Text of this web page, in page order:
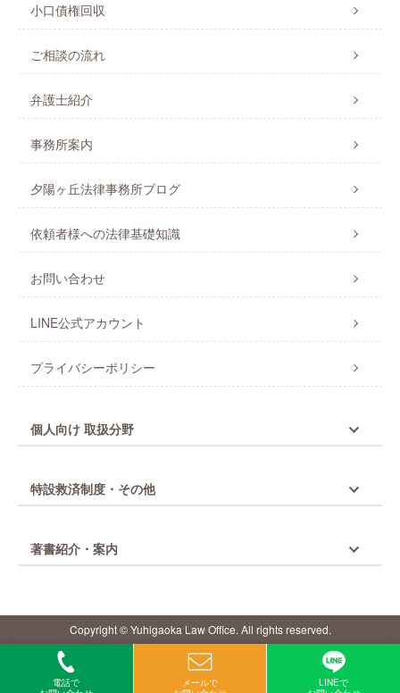
小口債権回収
ご相談の流れ
弁護士紹介
事務所案内
夕陽ヶ丘法律事務所ブログ
依頼者様への法律基礎知識
お問い合わせ
LINE公式アカウント
プライバシーポリシー
個人向け 取扱分野
特設救済制度・その他
著書紹介・案内
Copyright © Yuhigaoka Law Office. All rights reserved.
電話で
メールで
LINEで